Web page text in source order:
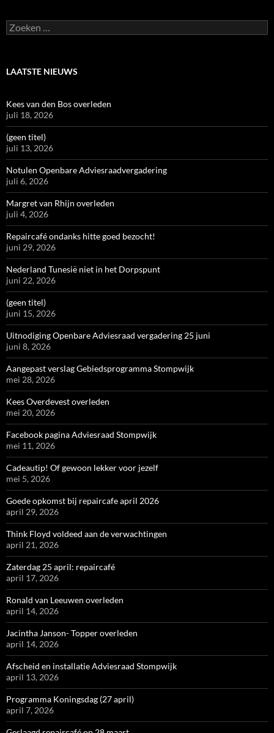
Zoeken
naar:
LAATSTE NIEUWS
Kees van den Bos overleden
juli 18, 2026
(geen titel)
juli 13, 2026
Notulen Openbare Adviesraadvergadering
juli 6, 2026
Margret van Rhijn overleden
juli 4, 2026
Repaircafé ondanks hitte goed bezocht!
juni 29, 2026
Nederland Tunesië niet in het Dorpspunt
juni 22, 2026
(geen titel)
juni 15, 2026
Uitnodiging Openbare Adviesraad vergadering 25 juni
juni 8, 2026
Aangepast verslag Gebiedsprogramma Stompwijk
mei 28, 2026
Kees Overdevest overleden
mei 20, 2026
Facebook pagina Adviesraad Stompwijk
mei 11, 2026
Cadeautip! Of gewoon lekker voor jezelf
mei 5, 2026
Goede opkomst bij repaircafe april 2026
april 29, 2026
Think Floyd voldeed aan de verwachtingen
april 21, 2026
Zaterdag 25 april: repaircafé
april 17, 2026
Ronald van Leeuwen overleden
april 14, 2026
Jacintha Janson- Topper overleden
april 14, 2026
Afscheid en installatie Adviesraad Stompwijk
april 13, 2026
Programma Koningsdag (27 april)
april 7, 2026